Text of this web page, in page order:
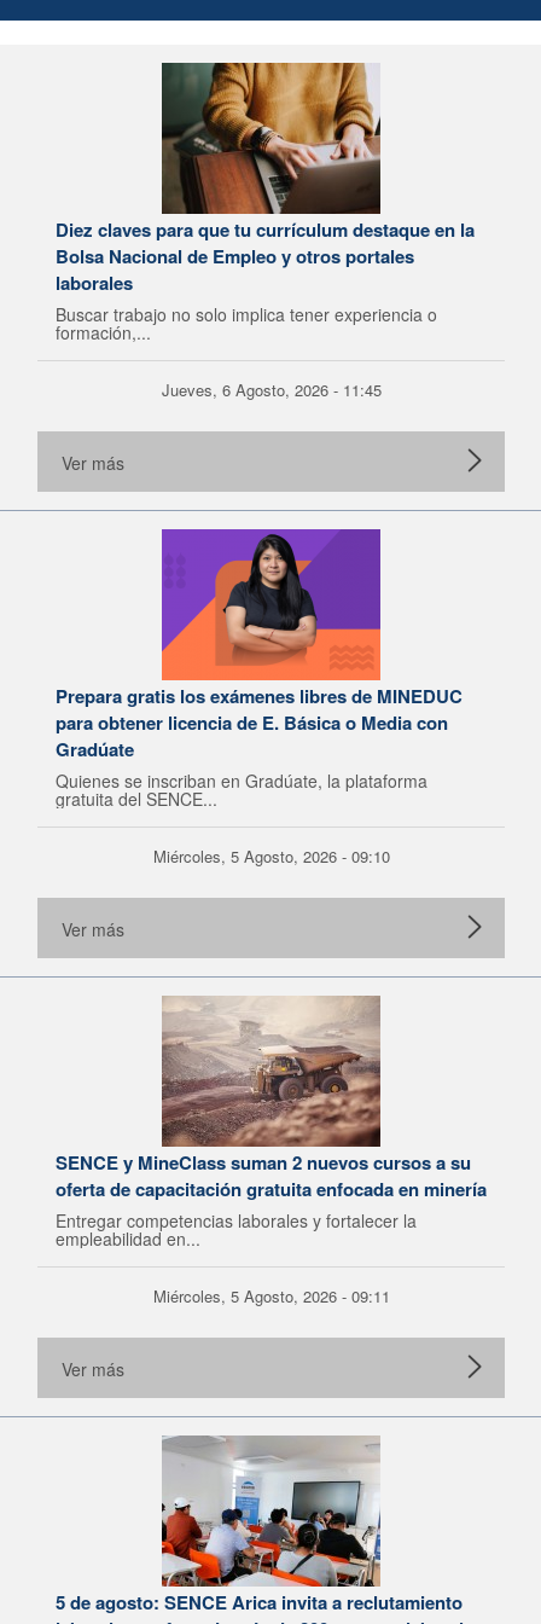
Diez claves para que tu currículum destaque en la
Bolsa Nacional de Empleo y otros portales
laborales
Buscar trabajo no solo implica tener experiencia o
formación,...
Jueves, 6 Agosto, 2026 - 11:45
Ver más
Prepara gratis los exámenes libres de MINEDUC
para obtener licencia de E. Básica o Media con
Gradúate
Quienes se inscriban en Gradúate, la plataforma
gratuita del SENCE...
Miércoles, 5 Agosto, 2026 - 09:10
Ver más
SENCE y MineClass suman 2 nuevos cursos a su
oferta de capacitación gratuita enfocada en minería
Entregar competencias laborales y fortalecer la
empleabilidad en...
Miércoles, 5 Agosto, 2026 - 09:11
Ver más
5 de agosto: SENCE Arica invita a reclutamiento